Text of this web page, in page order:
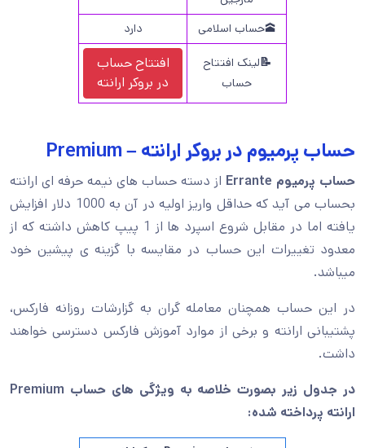
🕋حساب اسلامی دارد
📝لینک افتتاح
حساب
افتتاح حساب
در بروکر ارانته
حساب پرمیوم در بروکر ارانته – Premium
حساب پرمیوم Errante
از دسته حساب های نیمه حرفه ای ارانته
بحساب می آید که حداقل واریز اولیه در آن به 1000 دلار افزایش
یافته اما در مقابل شروع اسپرد ها از 1 پیپ کاهش داشته که از
معدود تغییرات این حساب در مقایسه با گزینه ی پیشین خود
میباشد.
در این حساب همچنان معامله گران به گزارشات روزانه فارکس،
پشتیبانی ارانته و برخی از موارد آموزش فارکس دسترسی خواهند
داشت.
در جدول زیر بصورت خلاصه به ویژگی های حساب Premium
ارانته پرداخته شده: